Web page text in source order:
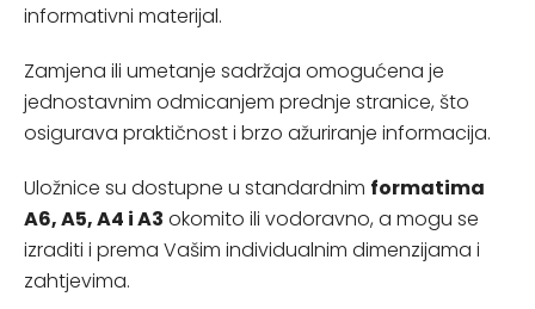
informativni materijal.
Zamjena ili umetanje sadržaja omogućena je
jednostavnim odmicanjem prednje stranice, što
osigurava praktičnost i brzo ažuriranje informacija.
Uložnice su dostupne u standardnim formatima
A6, A5, A4 i A3 okomito ili vodoravno, a mogu se
izraditi i prema Vašim individualnim dimenzijama i
zahtjevima.